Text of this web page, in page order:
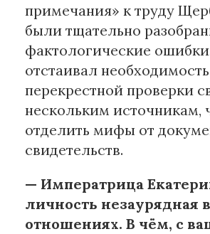
примечания» к труду
были тщательно
фактологические
отстаивал необходимость
перекрестной проверки
нескольким источникам,
отделить мифы от
свидетельств.
— Императрица
личность незаурядная
отношениях. В чём, с